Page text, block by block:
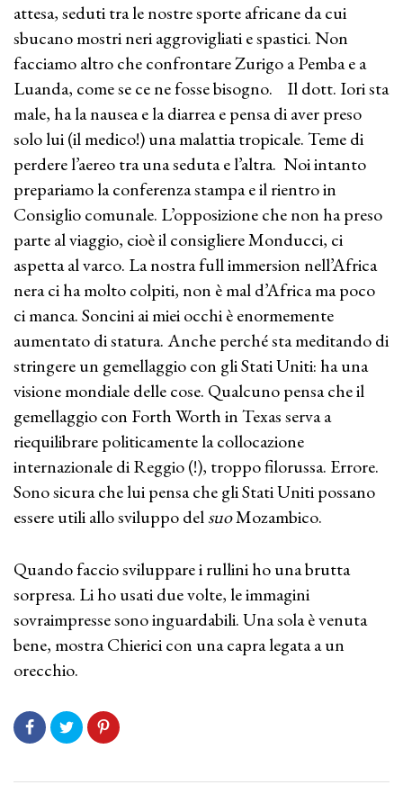
attesa, seduti tra le nostre sporte africane da cui
sbucano mostri neri aggrovigliati e spastici. Non
facciamo altro che confrontare Zurigo a Pemba e a
Luanda, come se ce ne fosse bisogno. Il dott. Iori sta
male, ha la nausea e la diarrea e pensa di aver preso
solo lui (il medico!) una malattia tropicale. Teme di
perdere l’aereo tra una seduta e l’altra. Noi intanto
prepariamo la conferenza stampa e il rientro in
Consiglio comunale. L’opposizione che non ha preso
parte al viaggio, cioè il consigliere Monducci, ci
aspetta al varco. La nostra full immersion nell’Africa
nera ci ha molto colpiti, non è mal d’Africa ma poco
ci manca. Soncini ai miei occhi è enormemente
aumentato di statura. Anche perché sta meditando di
stringere un gemellaggio con gli Stati Uniti: ha una
visione mondiale delle cose. Qualcuno pensa che il
gemellaggio con Forth Worth in Texas serva a
riequilibrare politicamente la collocazione
internazionale di Reggio (!), troppo filorussa. Errore.
Sono sicura che lui pensa che gli Stati Uniti possano
essere utili allo sviluppo delsuoMozambico.
Quando faccio sviluppare i rullini ho una brutta
sorpresa. Li ho usati due volte, le immagini
sovraimpresse sono inguardabili. Una sola è venuta
bene, mostra Chierici con una capra legata a un
orecchio.